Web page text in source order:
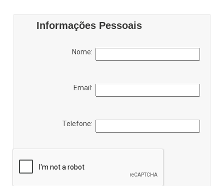
Informações Pessoais
Nome:
Email:
Telefone: